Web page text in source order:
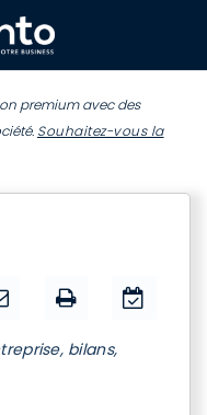
premium avec des
Souhaitez-vous la
bilans,